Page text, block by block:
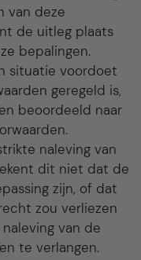
van deze
de uitleg plaats
bepalingen.
situatie voordoet
geregeld is,
beoordeeld naar
naleving van
dit niet dat de
zijn, of dat
zou verliezen
van de
te verlangen.